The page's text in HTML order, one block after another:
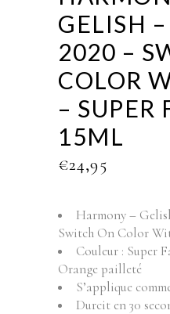
GELISH
2020 –
COLOR
– SUPER
15ML
€24,95
Harmony –
Switch On Color
Couleur : Super
Orange pailleté
S’applique
Durcit en 30